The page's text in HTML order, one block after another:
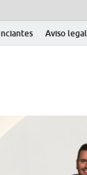
Aviso legal